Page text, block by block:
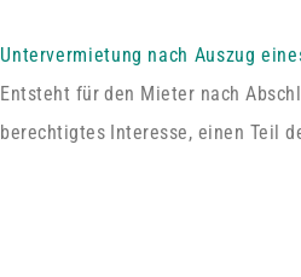
ausdrücklich „die alleinige
abgeschlossenen Wohnung im
handelt es sich bei dem […]
Untervermietung nach Auszug
Entsteht für den Mieter nach
berechtigtes Interesse, einen Teil